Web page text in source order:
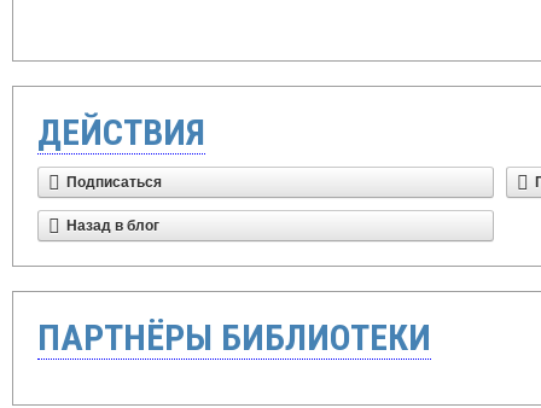
ДЕЙСТВИЯ
Подписаться
Назад в блог
ПАРТНЁРЫ БИБЛИОТЕКИ